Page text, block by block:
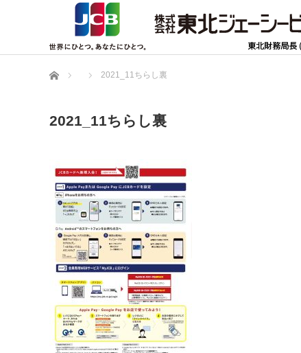
ホーム 2021_11ちらし裏
2021_11ちらし裏